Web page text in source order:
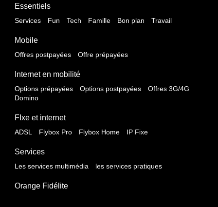
Essentiels
Services Fun Tech Famille Bon plan Travail
Mobile
Offres postpayées Offre prépayées
Internet en mobilité
Options prépayées Options postpayées
Offres 3G/4G
Domino
FIxe et internet
ADSL Flybox Pro Flybox Home IP Fixe
Services
Les services multimédia les services pratiques
Orange Fidélite